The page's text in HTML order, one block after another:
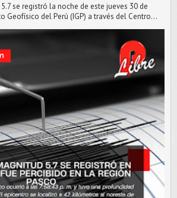
se registró la noche de este jueves 30 de
Geofísico del Perú (IGP) a través del Centro...